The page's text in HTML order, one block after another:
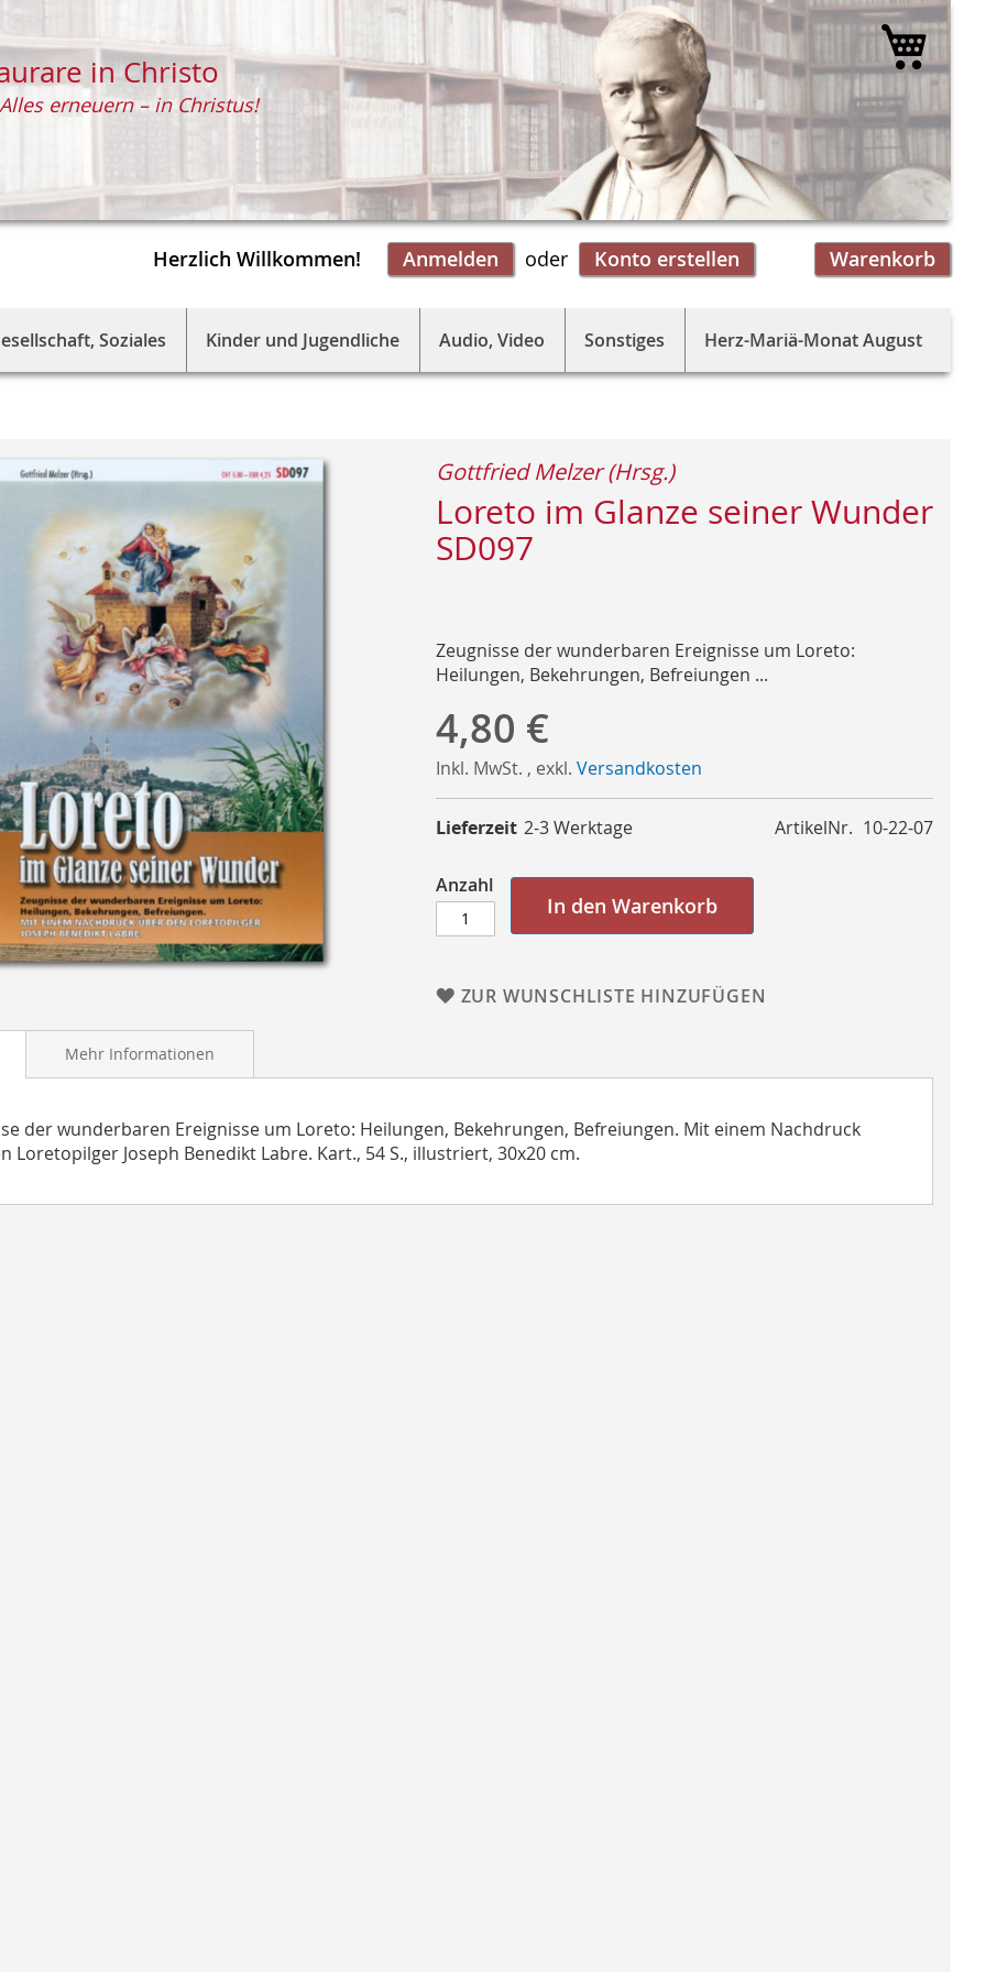
Herzlich Willkommen! Anmelden Warenkorb
Konto erstellen
in Christo
Alles erneuern – in Christus!
Mein
Soziales Kinder und Jugendliche Audio, Video Sonstiges Herz-Mariä-Monat August
Loreto im Glanze seiner Wunder
SD097
Gottfried Melzer (Hrsg.)
Zeugnisse der wunderbaren Ereignisse um Loreto:
Heilungen, Bekehrungen, Befreiungen ...
4,80 €
Inkl. MwSt. , exkl. Versandkosten
ArtikelNr. 10-22-07
Lieferzeit 2-3 Werktage
Anzahl
In den Warenkorb
ZUR WUNSCHLISTE HINZUFÜGEN
der wunderbaren Ereignisse um Loreto: Heilungen, Bekehrungen, Befreiungen. Mit einem Nachdruck
Loretopilger Joseph Benedikt Labre. Kart., 54 S., illustriert, 30x20 cm.
Mehr Informationen